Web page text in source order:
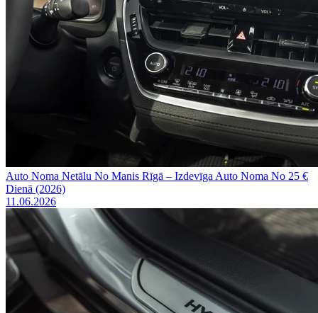
Auto Noma Netālu No Manis Rīgā – Izdevīga Auto Noma No 25 €
Dienā (2026)
11.06.2026